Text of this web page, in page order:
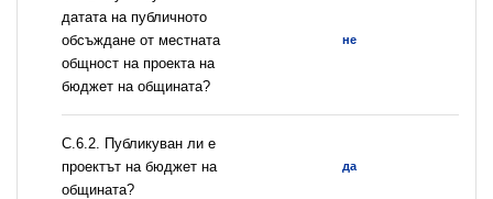
датата на публичното
обсъждане от местната
общност на проекта на
бюджет на общината?
не
С.6.2. Публикуван ли е
проектът на бюджет на
общината?
да